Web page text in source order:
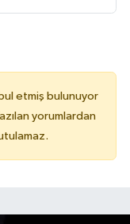
etmiş bulunuyor
yorumlardan